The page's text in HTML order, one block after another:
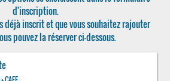
d'inscription.
déjà inscrit et que vous souhaitez rajouter
pouvez la réserver ci-dessous.